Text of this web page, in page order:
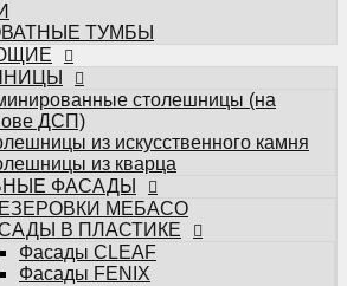
Фасады MATTELUX
Фасады ARPA
Фасады AGT
ФАСАДЫ (ЭМАЛЬ)
В ПЛЁНКЕ ПВХ
Пленки ADILET
Пленки GREENWOOD
Пленки ТАДЖ
ИЗ МАССИВА ДЕРЕВА
ФАСАДЫ
ФАРТУКИ
ФАРТУКИ НА ОСНОВЕ
ТУМБЫ
столешницы (на
ДСП)
из искусственного камня
из кварца
ФАСАДЫ
МЕБАСО
В ПЛАСТИКЕ
Фасады CLEAF
Фасады FENIX